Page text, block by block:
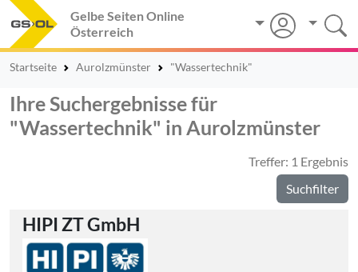
Gelbe Seiten Online
Österreich
Startseite Aurolzmünster "Wassertechnik"
Ihre Suchergebnisse für
"Wassertechnik" in Aurolzmünster
Treffer: 1 Ergebnis
Suchfilter
HIPI ZT GmbH